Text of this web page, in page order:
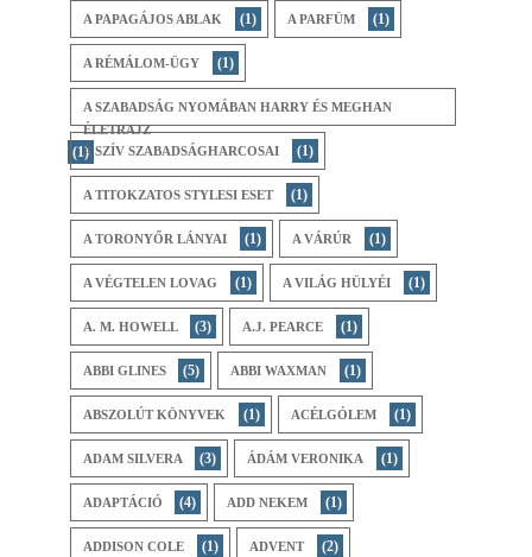
A ​PAPAGÁJOS ABLAK (1) A PARFÜM (1)
A RÉMÁLOM-ÜGY (1)
A SZABADSÁG NYOMÁBAN HARRY ÉS MEGHAN
ÉLETRAJZ
(1)A SZÍV SZABADSÁGHARCOSAI (1)
A TITOKZATOS STYLESI ESET (1)
A ​TORONYŐR LÁNYAI (1) A VÁRÚR (1)
A VÉGTELEN LOVAG (1) A VILÁG HÜLYÉI (1)
A. M. HOWELL (3) A.J. PEARCE (1)
ABBI GLINES (5) ABBI WAXMAN (1)
ABSZOLÚT KÖNYVEK (1) ACÉLGÓLEM (1)
ADAM SILVERA (3) ÁDÁM VERONIKA (1)
ADAPTÁCIÓ (4) ADD NEKEM (1)
ADDISON COLE (1) ADVENT (2)